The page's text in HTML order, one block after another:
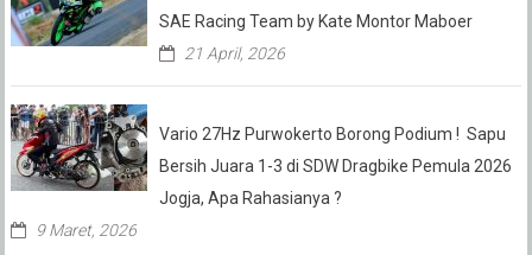
SAE Racing Team by Kate Montor Maboer
21 April, 2026
Vario 27Hz Purwokerto Borong Podium ! Sapu
Bersih Juara 1-3 di SDW Dragbike Pemula 2026
Jogja, Apa Rahasianya ?
9 Maret, 2026